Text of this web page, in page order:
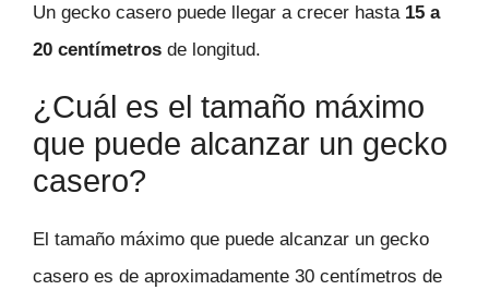
Un gecko casero puede llegar a crecer hasta 15 a
20 centímetros de longitud.
¿Cuál es el tamaño máximo
que puede alcanzar un gecko
casero?
El tamaño máximo que puede alcanzar un gecko
casero es de aproximadamente 30 centímetros de